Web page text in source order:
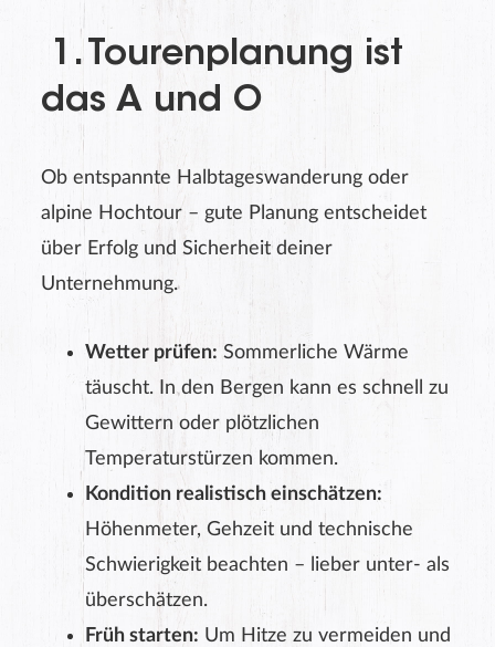
1. Tourenplanung ist
das A und O
Ob entspannte Halbtageswanderung oder
alpine Hochtour – gute Planung entscheidet
über Erfolg und Sicherheit deiner
Unternehmung.
Wetter prüfen: Sommerliche Wärme
täuscht. In den Bergen kann es schnell zu
Gewittern oder plötzlichen
Temperaturstürzen kommen.
Kondition realistisch einschätzen:
Höhenmeter, Gehzeit und technische
Schwierigkeit beachten – lieber unter- als
überschätzen.
Früh starten: Um Hitze zu vermeiden und